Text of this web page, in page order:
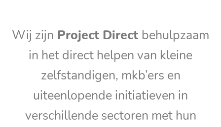
Wij zijn Project Direct behulpzaam
in het direct helpen van kleine
zelfstandigen, mkb’ers en
uiteenlopende initiatieven in
verschillende sectoren met hun